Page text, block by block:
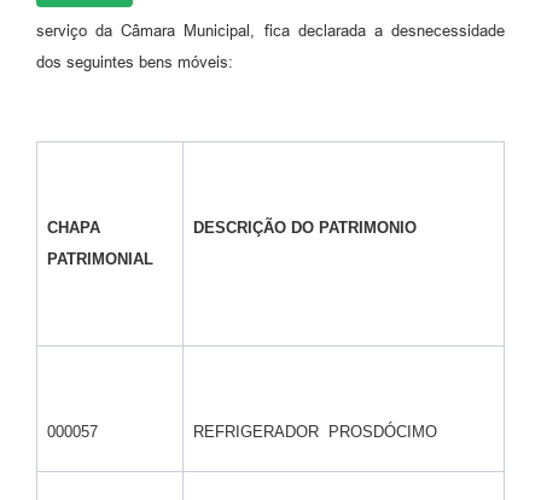
Ouvidoria Municipal
serviço da Câmara Municipal, fica declarada a desnecessidade
dos seguintes bens móveis:
CHAPA
PATRIMONIAL
DESCRIÇÃO DO PATRIMONIO
000057 REFRIGERADOR PROSDÓCIMO